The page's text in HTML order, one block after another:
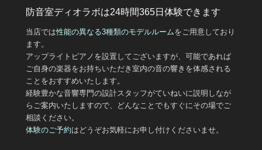
防音室ディオラボは24時間365日体験できます
当店では性能の異なる3種類のモデルルームをご用意しており
ます。
アップライトピアノを設置してございますが、可能であれば
ご自身の楽器をお持ちいただき室内の音の響きを体感される
ことをおすすめいたします。
経験豊かな音響専門の設計スタッフがていねいに説明しなが
らご案内いたしますので、どんなことでもすぐにその場でご
相談ください。
体験のご予約はどうぞお気軽にお申し付けくださいませ。